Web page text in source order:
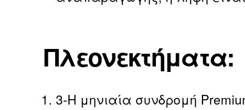
Πλεονεκτήματα:
3-Η μηνιαία συνδρομή